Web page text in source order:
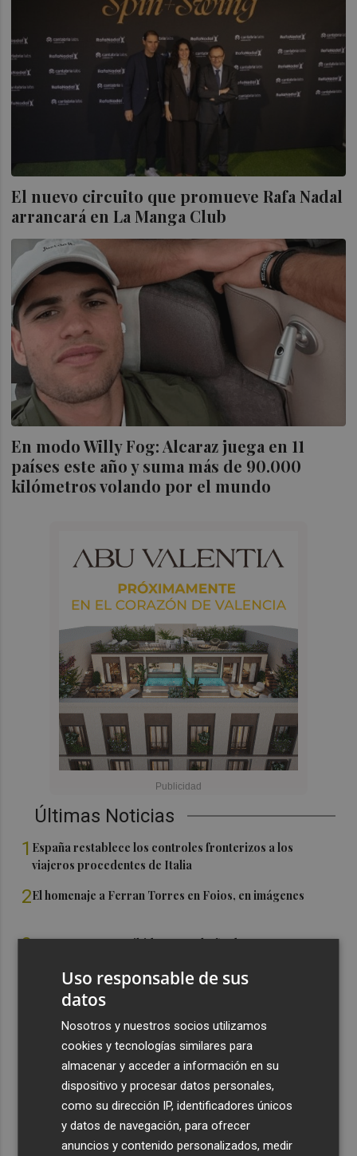
El nuevo circuito que promueve Rafa Nadal
arrancará en La Manga Club
En modo Willy Fog: Alcaraz juega en 11
países este año y suma más de 90.000
kilómetros volando por el mundo
Últimas Noticias
1 España restablece los controles fronterizos a los
viajeros procedentes de Italia
2El homenaje a Ferran Torres en Foios, en imágenes
3Ferran Torres, recibido con un baño de masas en su
Foios se vuelca con Ferran Torres
La serie murciana protagonizada por un conejo de
peluche malhablado y gamberro que triunfa en las
redes: así es 'Yván y Lolo'
Uso responsable de sus
datos
Nosotros y nuestros socios utilizamos
cookies y tecnologías similares para
almacenar y acceder a información en su
dispositivo y procesar datos personales,
como su dirección IP, identificadores únicos
y datos de navegación, para ofrecer
anuncios y contenido personalizados, medir